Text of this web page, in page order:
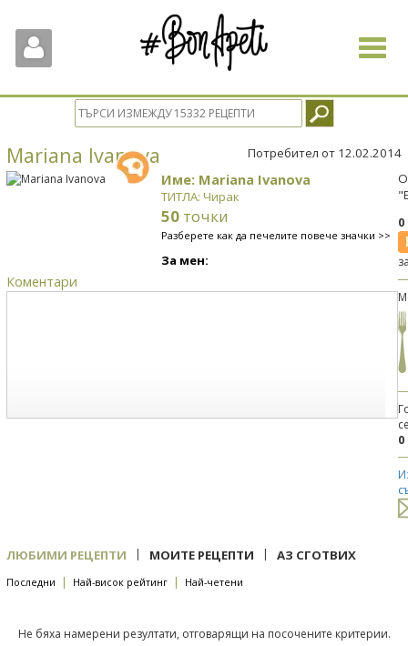
Toggle
Mariana Ivanova Потребител от 12.02.2014
Име: Mariana Ivanova
ТИТЛА: Чирак
50 точки
Разберете как да печелите повече значки >>
За мен:
Коментари
0
ЛЮБИМИ РЕЦЕПТИ | МОИТЕ РЕЦЕПТИ | АЗ СГОТВИХ
Последни | Най-висок рейтинг | Най-четени
Не бяха намерени резултати, отговарящи на посочените критерии.